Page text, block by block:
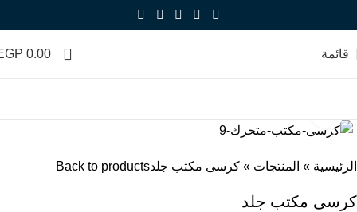
قائمة 0
0.00
-13%
الرئيسية » المنتجات » كرسى مكتب جلدBack to products
كرسى مكتب جلد